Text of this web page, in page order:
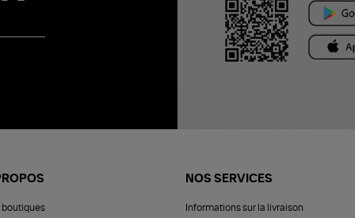
boutiques
NOS SERVICES
Informations sur la livraison